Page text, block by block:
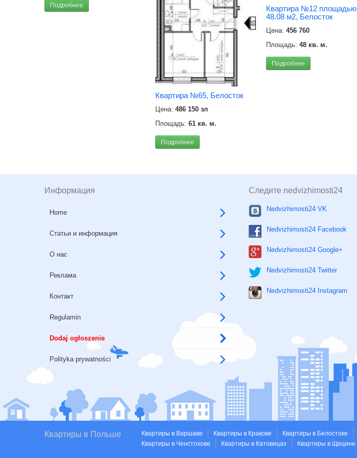
Подробнее
Квартира №65, Белосток
Цена: 486 150 зл
Площадь: 61 кв. м.
Подробнее
Квартира №12 площадью
48.08 м2, Белосток
Цена: 456 760
Площадь: 48 кв. м.
Подробнее
Информация
Home
Статьи и информация
О нас
Реклама
Контакт
Regulamin
Dodaj ogłoszenie
Polityka prywatności
Следите nedvizhimosti24
Nedvizhimosti24 VK
Nedvizhimosti24 Facebook
Nedvizhimosti24 Google+
Nedvizhimosti24 Twitter
Nedvizhimosti24 Instagram
Квартиры в Польше Квартиры в Варшаве Квартиры в Кракове Квартиры в Белостоке
Квартиры в Ченстохове
Квартиры в Катовицах Квартиры в Щецине